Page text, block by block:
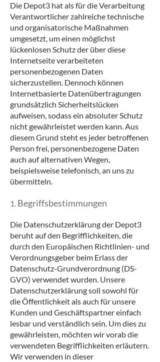
Die Depot3 hat als für die Verarbeitung
Verantwortlicher zahlreiche technische
und organisatorische Maßnahmen
umgesetzt, um einen möglichst
lückenlosen Schutz der über diese
Internetseite verarbeiteten
personenbezogenen Daten
sicherzustellen. Dennoch können
Internetbasierte Datenübertragungen
grundsätzlich Sicherheitslücken
aufweisen, sodass ein absoluter Schutz
nicht gewährleistet werden kann. Aus
diesem Grund steht es jeder betroffenen
Person frei, personenbezogene Daten
auch auf alternativen Wegen,
beispielsweise telefonisch, an uns zu
übermitteln.
1. Begriffsbestimmungen
Die Datenschutzerklärung der Depot3
beruht auf den Begrifflichkeiten, die
durch den Europäischen Richtlinien- und
Verordnungsgeber beim Erlass der
Datenschutz-Grundverordnung (DS-
GVO) verwendet wurden. Unsere
Datenschutzerklärung soll sowohl für
die Öffentlichkeit als auch für unsere
Kunden und Geschäftspartner einfach
lesbar und verständlich sein. Um dies zu
gewährleisten, möchten wir vorab die
verwendeten Begrifflichkeiten erläutern.
Wir verwenden in dieser